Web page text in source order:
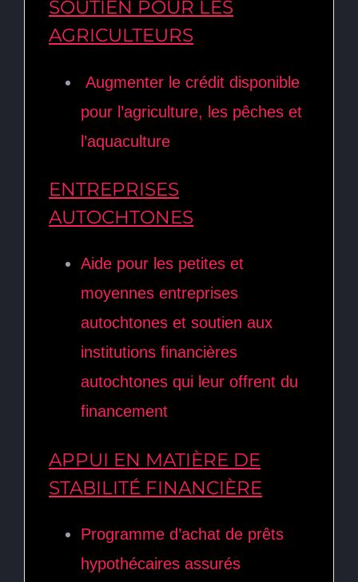
SOUTIEN POUR LES
AGRICULTEURS
Augmenter le crédit disponible
pour l’agriculture, les pêches et
l’aquaculture
ENTREPRISES
AUTOCHTONES
Aide pour les petites et
moyennes entreprises
autochtones et soutien aux
institutions financières
autochtones qui leur offrent du
financement
APPUI EN MATIÈRE DE
STABILITÉ FINANCIÈRE
Programme d’achat de prêts
hypothécaires assurés